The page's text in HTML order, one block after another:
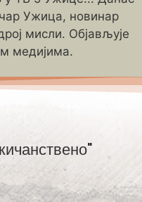
Ужица, новинар
мисли. Објављује
медијима.